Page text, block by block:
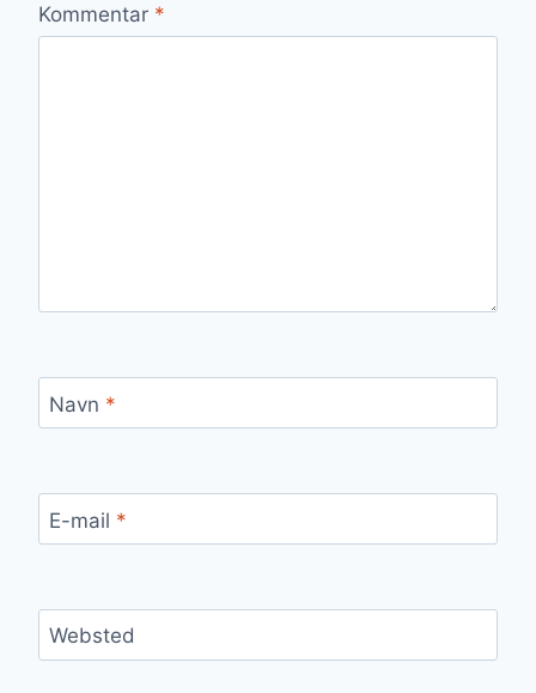
Kommentar *
Navn *
E-mail *
Websted